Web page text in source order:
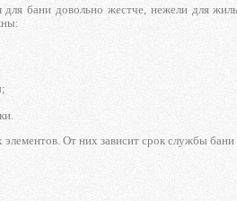
для бани довольно жестче, нежели для
От них зависит срок службы